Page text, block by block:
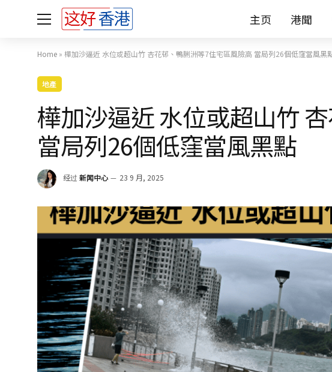
主页 港聞
Home » 樺加沙逼近 水位或超山竹 杏花邨、鴨脷洲等7住宅區風險高 當局列26個低窪當風黑
地產
樺加沙逼近 水位或超山竹
當局列26個低窪當風黑點
经过 新闻中心 23 9 月, 2025